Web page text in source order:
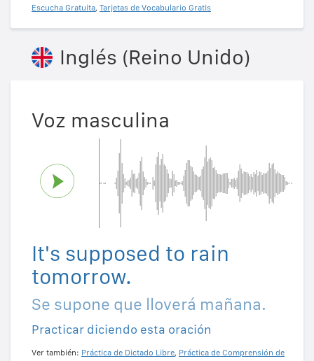
Escucha Gratuita, Tarjetas de Vocabulario Gratis
Inglés (Reino Unido)
Voz masculina
It's supposed to rain
tomorrow.
Se supone que lloverá mañana.
Practicar diciendo esta oración
Ver también: Práctica de Dictado Libre, Práctica de Comprensión de